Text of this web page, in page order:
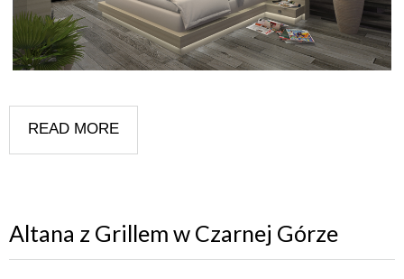
READ MORE
Altana z Grillem w Czarnej Górze